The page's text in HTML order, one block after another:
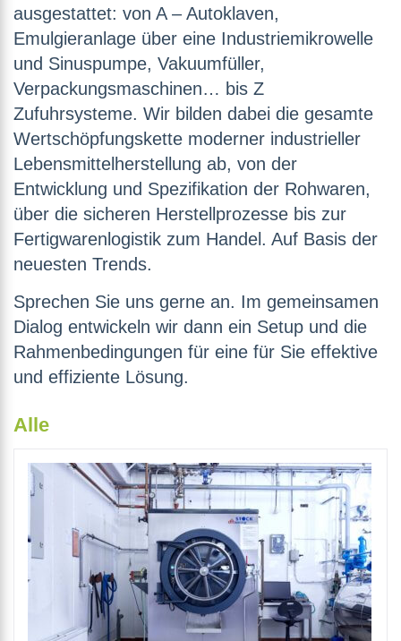
ausgestattet: von A – Autoklaven,
Emulgieranlage über eine Industriemikrowelle
und Sinuspumpe, Vakuumfüller,
Verpackungsmaschinen… bis Z
Zufuhrsysteme. Wir bilden dabei die gesamte
Wertschöpfungskette moderner industrieller
Lebensmittelherstellung ab, von der
Entwicklung und Spezifikation der Rohwaren,
über die sicheren Herstellprozesse bis zur
Fertigwarenlogistik zum Handel. Auf Basis der
neuesten Trends.
Sprechen Sie uns gerne an. Im gemeinsamen
Dialog entwickeln wir dann ein Setup und die
Rahmenbedingungen für eine für Sie effektive
und effiziente Lösung.
Alle